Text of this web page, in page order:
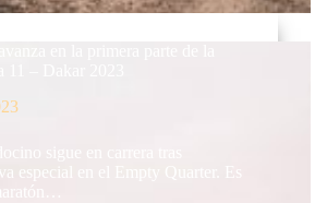
sigue en carrera tras
especial en el Empty Quarter. Es